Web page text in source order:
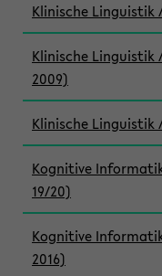
Klinische Linguistik
Klinische Linguistik
2009)
Klinische Linguistik
Kognitive
19/20)
Kognitive
2016)